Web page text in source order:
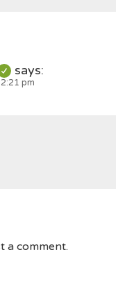
says:
pm
a comment.